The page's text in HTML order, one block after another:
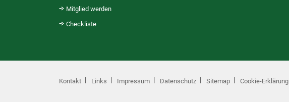
Mitglied werden
Checkliste
Kontakt Links Impressum Datenschutz Sitemap Cookie-Erklärung